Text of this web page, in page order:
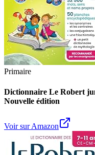
Primaire
Dictionnaire Le Robert
Nouvelle édition
Voir sur Amazon